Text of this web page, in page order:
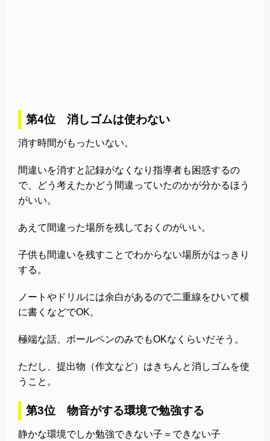
第4位 消しゴムは使わない
消す時間がもったいない。
間違いを消すと記録がなくなり指導者も困惑するの
で、どう考えたかどう間違っていたのかが分かるほう
がいい。
あえて間違った場所を残しておくのがいい。
子供も間違いを残すことでわからない場所がはっきり
する。
ノートやドリルには余白があるので二重線をひいて横
に書くなどでOK。
極端な話、ボールペンのみでもOKなくらいだそう。
ただし、提出物（作文など）はきちんと消しゴムを使
うこと。
第3位 物音がする環境で勉強する
静かな環境でしか勉強できない子＝できない子